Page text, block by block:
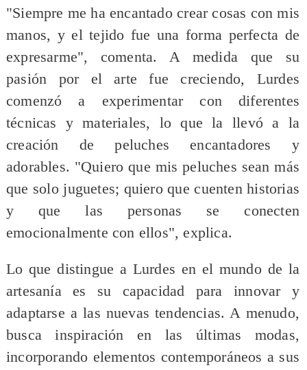
"Siempre me ha encantado crear cosas con mis
manos, y el tejido fue una forma perfecta de
expresarme", comenta. A medida que su
pasión por el arte fue creciendo, Lurdes
comenzó a experimentar con diferentes
técnicas y materiales, lo que la llevó a la
creación de peluches encantadores y
adorables. "Quiero que mis peluches sean más
que solo juguetes; quiero que cuenten historias
y que las personas se conecten
emocionalmente con ellos", explica.
Lo que distingue a Lurdes en el mundo de la
artesanía es su capacidad para innovar y
adaptarse a las nuevas tendencias. A menudo,
busca inspiración en las últimas modas,
incorporando elementos contemporáneos a sus